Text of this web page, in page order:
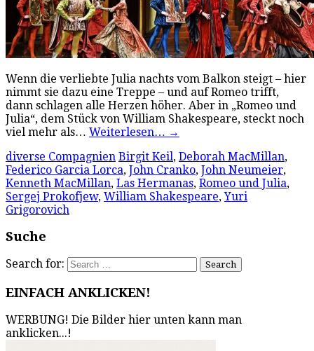
Wenn die verliebte Julia nachts vom Balkon steigt – hier
nimmt sie dazu eine Treppe – und auf Romeo trifft,
dann schlagen alle Herzen höher. Aber in „Romeo und
Julia“, dem Stück von William Shakespeare, steckt noch
viel mehr als… Weiterlesen… →
diverse Compagnien Birgit Keil, Deborah MacMillan,
Federico Garcia Lorca, John Cranko, John Neumeier,
Kenneth MacMillan, Las Hermanas, Romeo und Julia,
Sergej Prokofjew, William Shakespeare,Yuri
Grigorovich
Suche
Search for:
EINFACH ANKLICKEN!
WERBUNG! Die Bilder hier unten kann man
anklicken...!